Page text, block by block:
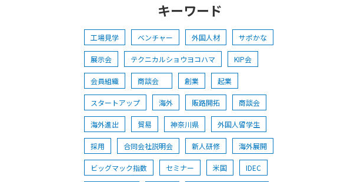
キーワード
工場見学 ベンチャー 外国人材 サポかな
展示会 テクニカルショウヨコハマ KIP会
会員組織 商談会 創業 起業
スタートアップ 海外 販路開拓 商談会
海外進出 貿易 神奈川県 外国人留学生
採用 合同会社説明会 新人研修 海外展開
ビッグマック指数 セミナー 米国 IDEC